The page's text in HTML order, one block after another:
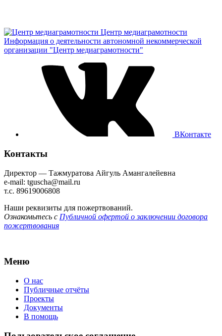
Центр медиаграмотности
Информация о деятельности автономной некоммерческой
организации "Центр медиаграмотности"
ВКонтакте
Контакты
Директор — Тажмуратова Айгуль Амангалейевна
e-mail: tguscha@mail.ru
т.с. 89619006808
Наши реквизиты для пожертвований.
Ознакомьтесь с Публичной офертой о заключении договора
пожертвования
Меню
О нас
Публичные отчёты
Проекты
Документы
В помощь